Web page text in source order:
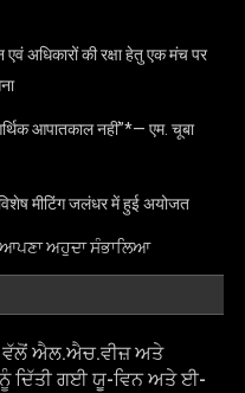
अधिकारों की रक्षा हेतु एक मंच पर
आपातकाल नहीं”*— एम. चूबा
विशेष मीटिंग जलंधर में हुई अयोजत
ਅਹੁਦਾ ਸੰਭਾਲਿਆ
ਵੱਲੋਂ ਐਲ.ਐਚ.ਵੀਜ਼ ਅਤੇ
ਦਿੱਤੀ ਗਈ ਯੂ-ਵਿਨ ਅਤੇ ਈ-